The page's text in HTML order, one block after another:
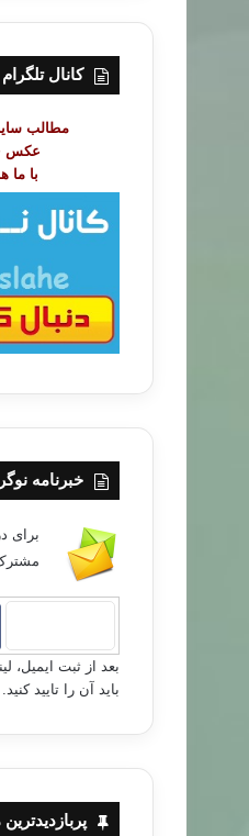
ت
ض
کانال تلگرام
مطالب
عکس
با ما
خبرنامه نوگرا
برای
بعد از ثبت ایمیل،
باید آن را تایید کنید.